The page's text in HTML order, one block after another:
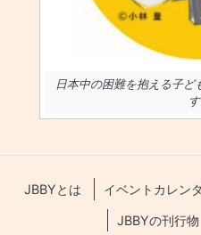
日本中の困難を抱える子ど
す
JBBYとは イベントカレン
JBBYの刊行物